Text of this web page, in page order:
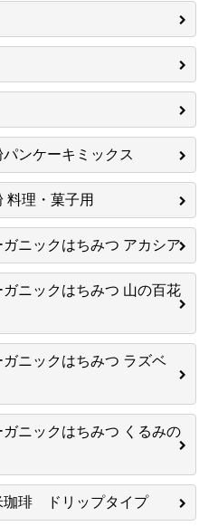
パンケーキミックス
料理・菓子用
ガニックはちみつ アカシア
ガニックはちみつ 山の百花
ガニックはちみつ ラズベ
ガニックはちみつ くるみの
珈琲 ドリップタイプ